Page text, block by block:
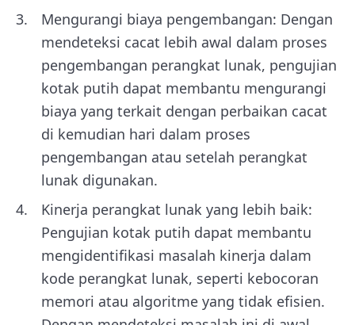
Mengurangi biaya pengembangan: Dengan
mendeteksi cacat lebih awal dalam proses
pengembangan perangkat lunak, pengujian
kotak putih dapat membantu mengurangi
biaya yang terkait dengan perbaikan cacat
di kemudian hari dalam proses
pengembangan atau setelah perangkat
lunak digunakan.
Kinerja perangkat lunak yang lebih baik:
Pengujian kotak putih dapat membantu
mengidentifikasi masalah kinerja dalam
kode perangkat lunak, seperti kebocoran
memori atau algoritme yang tidak efisien.